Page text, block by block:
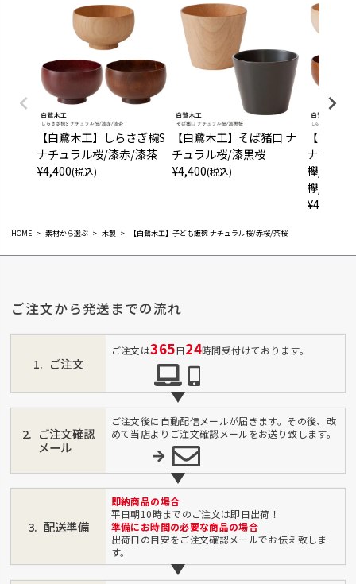
HOME 素材から選ぶ 木製 【白鷺木工】子ども飯碗 ナチュラル桜/赤桜/茶桜
【白鷺木工】しらさぎ椀S
ナチュラル桜/漆赤/漆茶
¥4,400(税込)
【白鷺木工】そば猪口 ナ
チュラル桜/漆黒桜
¥4,400(税込)
【白鷺
ナチュ
欅/桜・
欅/桜
¥4,950
ご注文から発送までの流れ
ご注文
ご注文は365日24時間受付けております。
ご注文確認
メール
ご注文後に自動配信メールが届きます。その後、改
めて当店よりご注文確認メールをお送り致します。
配送準備
即納商品の場合
平日朝10時までのご注文は即日出荷！
準備にお時間の必要な商品の場合
出荷日の目安をご注文確認メールでお伝え致しま
す。